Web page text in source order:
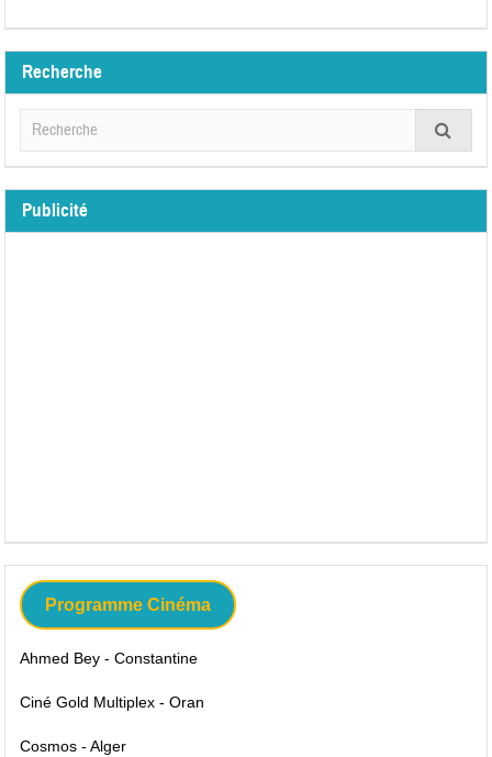
Recherche
Publicité
Programme Cinéma
Ahmed Bey - Constantine
Ciné Gold Multiplex - Oran
Cosmos - Alger